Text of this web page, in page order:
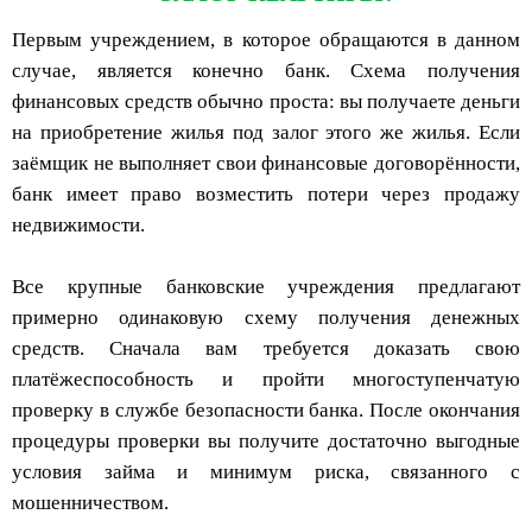
Первым учреждением, в которое обращаются в данном
случае, является конечно банк. Схема получения
финансовых средств обычно проста: вы получаете деньги
на приобретение жилья под залог этого же жилья. Если
заёмщик не выполняет свои финансовые договорённости,
банк имеет право возместить потери через продажу
недвижимости.
Все крупные банковские учреждения предлагают
примерно одинаковую схему получения денежных
средств. Сначала вам требуется доказать свою
платёжеспособность и пройти многоступенчатую
проверку в службе безопасности банка. После окончания
процедуры проверки вы получите достаточно выгодные
условия займа и минимум риска, связанного с
мошенничеством.